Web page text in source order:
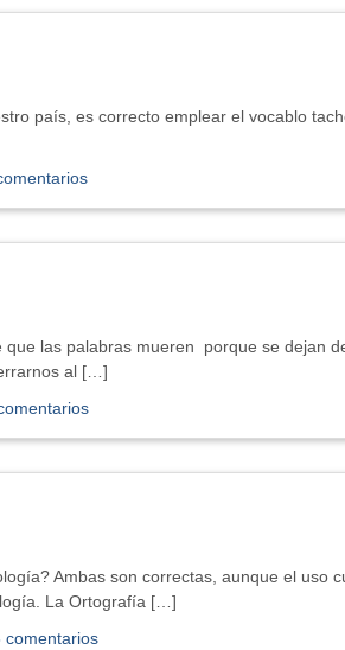
país, es correcto emplear el vocablo
que las palabras mueren porque se dejan
al […]
Ambas son correctas, aunque el uso
La Ortografía […]
comentarios